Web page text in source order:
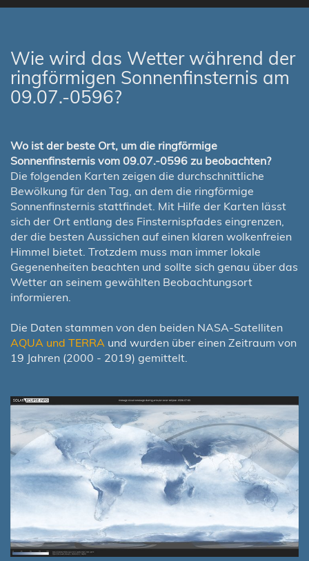
Wie wird das Wetter während der
ringförmigen Sonnenfinsternis am
09.07.-0596?
Wo ist der beste Ort, um die ringförmige
Sonnenfinsternis vom 09.07.-0596 zu beobachten?
Die folgenden Karten zeigen die durchschnittliche
Bewölkung für den Tag, an dem die ringförmige
Sonnenfinsternis stattfindet. Mit Hilfe der Karten lässt
sich der Ort entlang des Finsternispfades eingrenzen,
der die besten Aussichen auf einen klaren wolkenfreien
Himmel bietet. Trotzdem muss man immer lokale
Gegenenheiten beachten und sollte sich genau über das
Wetter an seinem gewählten Beobachtungsort
informieren.
Die Daten stammen von den beiden NASA-Satelliten
AQUA und TERRA und wurden über einen Zeitraum von
19 Jahren (2000 - 2019) gemittelt.